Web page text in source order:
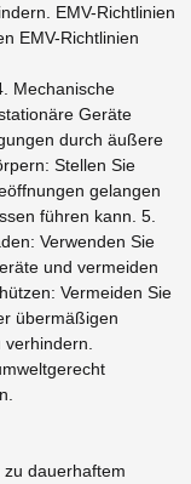
EMV-Richtlinien
EMV-Richtlinien
Mechanische
Geräte
durch äußere
Stellen Sie
gelangen
führen kann. 5.
Verwenden Sie
und vermeiden
Vermeiden Sie
übermäßigen
dauerhaftem